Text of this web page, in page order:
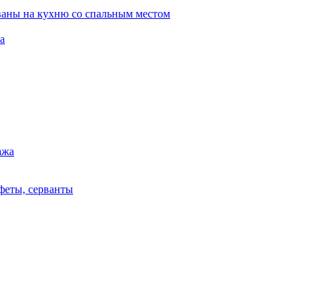
на кухню со спальным местом
серванты